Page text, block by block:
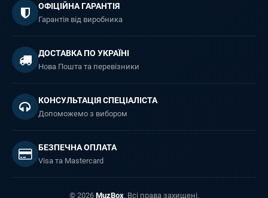
ОФІЦІЙНА ГАРАНТІЯ
Гарантія від виробника
ДОСТАВКА ПО УКРАЇНІ
Нова Пошта та перевізники
КОНСУЛЬТАЦІЯ СПЕЦІАЛІСТА
Допоможемо з вибором
БЕЗПЕЧНА ОПЛАТА
Visa та Mastercard
© 2026 MuzBox. Всі права захищені.